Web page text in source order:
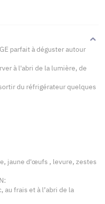
parfait à déguster autour
à l'abri de la lumière, de
du réfrigérateur quelques
jaune d'œufs , levure, zestes
au frais et à l’abri de la